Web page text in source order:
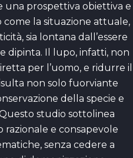
una prospettiva obiettiva e
la situazione attuale,
sia lontana dall’essere
dipinta. Il lupo, infatti, non
per l’uomo, e ridurre il
non solo fuorviante
della specie e
studio sottolinea
razionale e consapevole
senza cedere a